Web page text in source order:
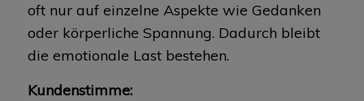
oft nur auf einzelne Aspekte wie Gedanken
oder körperliche Spannung. Dadurch bleibt
die emotionale Last bestehen.
Kundenstimme: